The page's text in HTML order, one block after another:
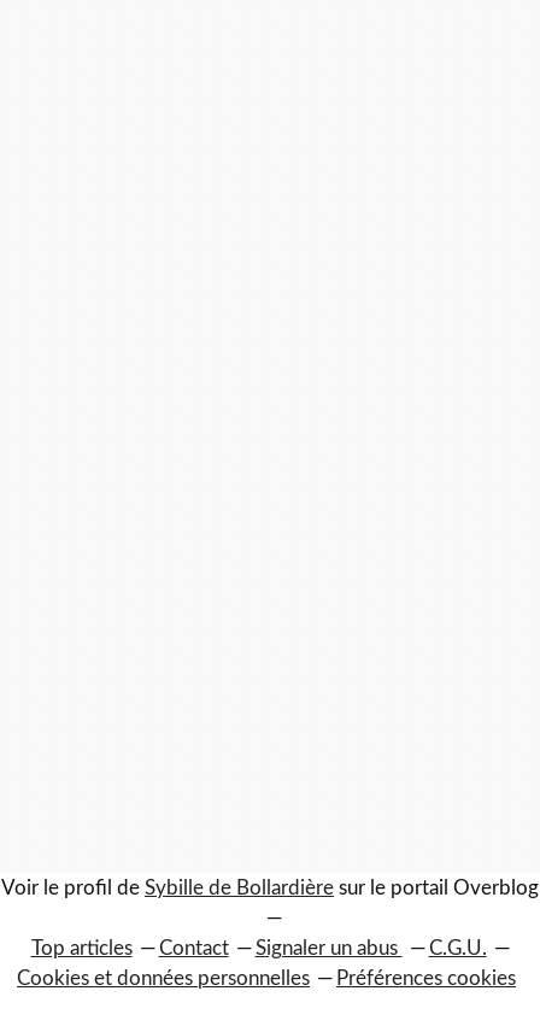
Voir le profil de Sybille de Bollardière sur le portail Overblog
Top articles Contact Signaler un abus
C.G.U.
Cookies et données personnelles
Préférences cookies